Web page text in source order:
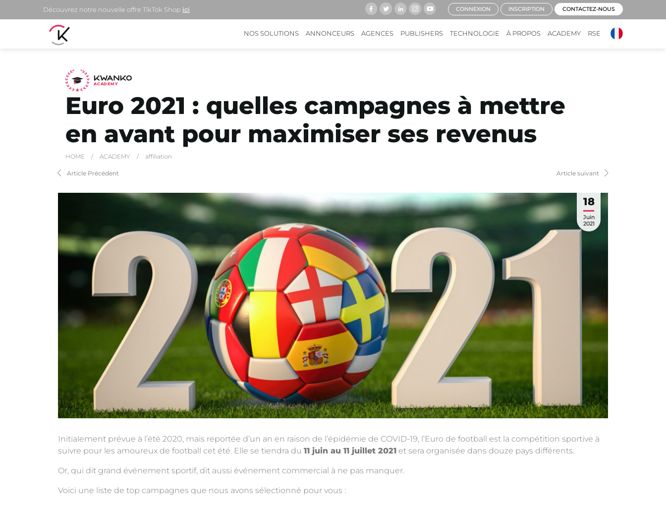
NOS SOLUTIONS ANNONCEURS AGENCES PUBLISHERS TECHNOLOGIE À PROPOS ACADEMY RSE
Découvrez notre nouvelle offre TikTok Shop ici CONNEXION INSCRIPTION CONTACTEZ-NOUS
ACADEMY
Euro 2021 : quelles campagnes à mettre
en avant pour maximiser ses revenus
HOME / ACADEMY / affiliation
Article Précédent Article suivant
18
Juin
2021
Initialement prévue à l’été 2020, mais reportée d’un an en raison de l’épidémie de COVID-19, l’Euro de football est la compétition sportive à
suivre pour les amoureux de football cet été. Elle se tiendra du 11 juin au 11 juillet 2021 et sera organisée dans douze pays différents.
Or, qui dit grand événement sportif, dit aussi événement commercial à ne pas manquer.
Voici une liste de top campagnes que nous avons sélectionné pour vous :